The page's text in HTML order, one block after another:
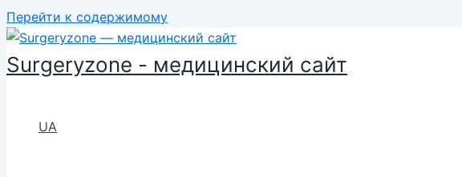
Перейти к содержимому
Surgeryzone - медицинский сайт
UA